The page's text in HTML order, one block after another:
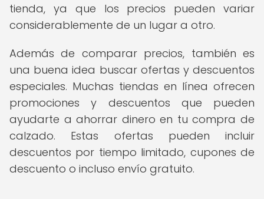
tienda, ya que los precios pueden variar
considerablemente de un lugar a otro.
Además de comparar precios, también es
una buena idea buscar ofertas y descuentos
especiales. Muchas tiendas en línea ofrecen
promociones y descuentos que pueden
ayudarte a ahorrar dinero en tu compra de
calzado. Estas ofertas pueden incluir
descuentos por tiempo limitado, cupones de
descuento o incluso envío gratuito.